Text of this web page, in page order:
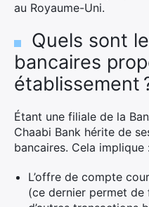
au Royaume-Uni.
Quels sont
bancaires
établissement
Étant une filiale de la
Chaabi Bank hérite de
bancaires. Cela implique
L’offre de compte
(ce dernier permet de